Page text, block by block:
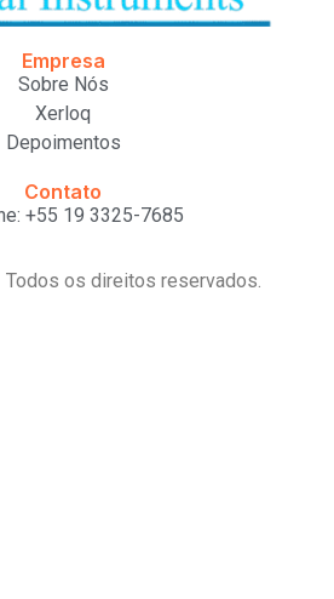
Empresa
Sobre Nós
Xerloq
Depoimentos
Contato
+55 19 3325-7685
os direitos reservados.